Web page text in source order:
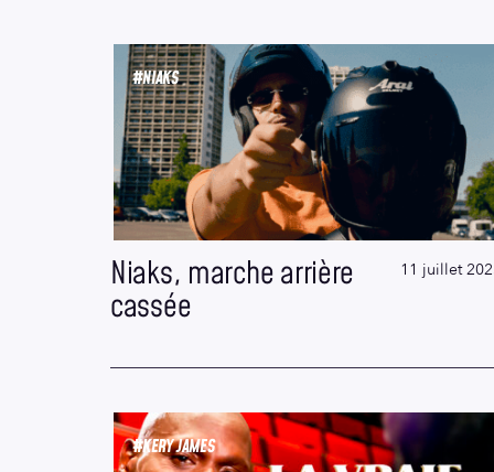
#NIAKS
Niaks, marche arrière
cassée
11 juillet
#KERY JAMES